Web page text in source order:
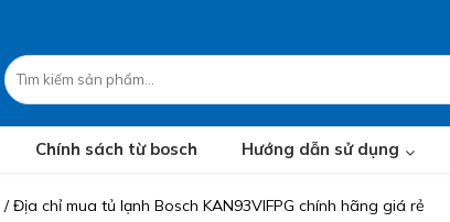
Chính sách từ bosch Hướng dẫn sử dụng
/Địa chỉ mua tủ lạnh Bosch KAN93VIFPG chính hãng giá rẻ